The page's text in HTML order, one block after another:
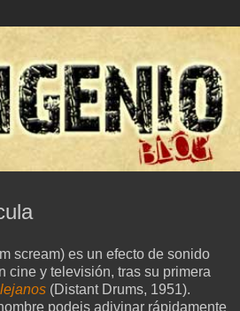
scream) es un efecto de sonido
cine y televisión, tras su primera
(Distant Drums, 1951).
podeis adivinar rápidamente